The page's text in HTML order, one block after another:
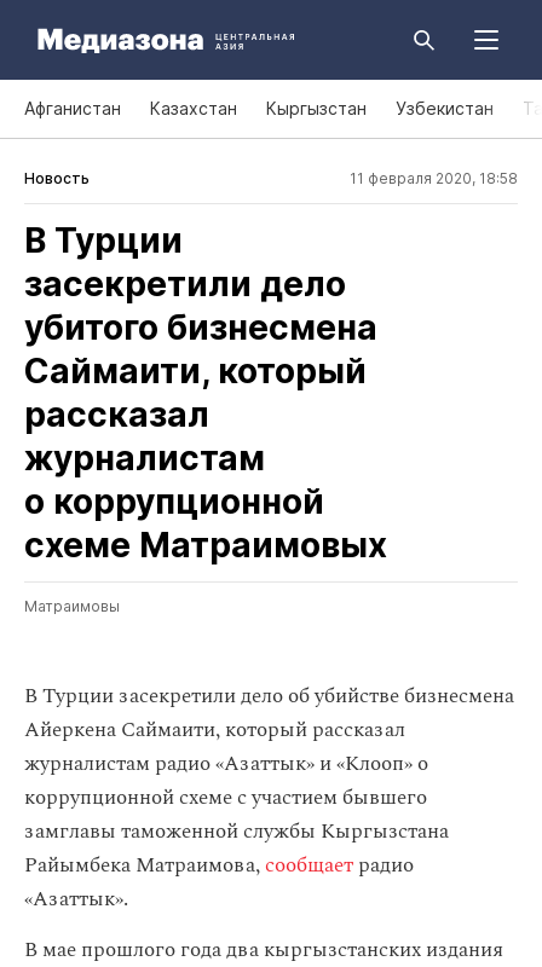
Афганистан Казахстан Кыргызстан Узбекистан
Новость 11 февраля 2020, 18:58
В Турции
засекретили дело
убитого бизнесмена
Саймаити, который
рассказал
журналистам
о коррупционной
схеме Матраимовых
Матраимовы
В Турции засекретили дело об убийстве бизнесмена
Айеркена Саймаити, который рассказал
журналистам радио «Азаттык» и «Клооп» о
коррупционной схеме с участием бывшего
замглавы таможенной службы Кыргызстана
Райымбека Матраимова,сообщаетрадио
«Азаттык».
В мае прошлого года два кыргызстанских издания